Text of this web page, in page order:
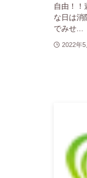
自由！！
な日は消
でみせ...
2022年5